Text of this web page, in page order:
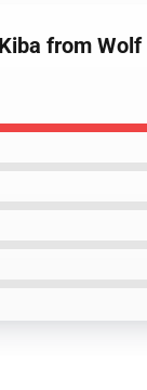
from Wolf